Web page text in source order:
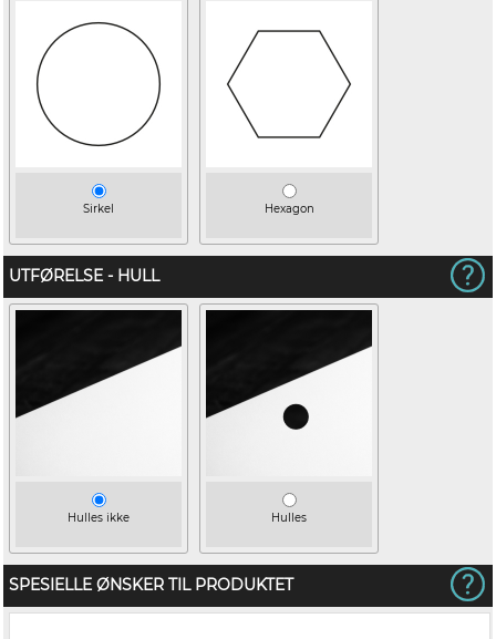
Sirkel Hexagon
UTFØRELSE - HULL
Hulles ikke Hulles
SPESIELLE ØNSKER TIL PRODUKTET